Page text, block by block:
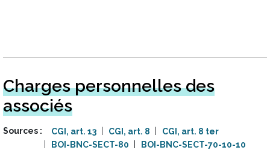
Charges personnelles des
associés
Sources CGI, art. 13 CGI, art. 8
CGI, art. 8 ter
BOI-BNC-SECT-80
BOI-BNC-SECT-70-10-10